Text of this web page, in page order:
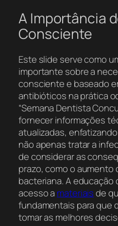
A Importância
Consciente
Este slide serve como
importante sobre a
consciente e baseado
antibióticos na prática
“Semana Dentista
fornecer informações
atualizadas,
não apenas tratar a
de considerar as
prazo, como o aumento
bacteriana. A educação
acesso a materiaisde
fundamentais para que
tomar as melhores